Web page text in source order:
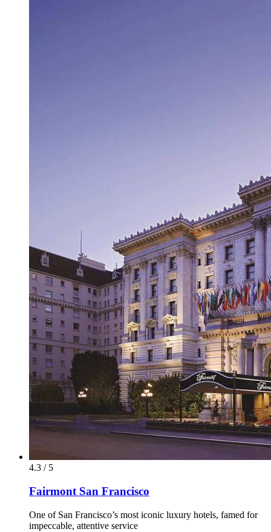
4.3 / 5
Fairmont San Francisco
One of San Francisco’s most iconic luxury hotels, famed for
impeccable, attentive service